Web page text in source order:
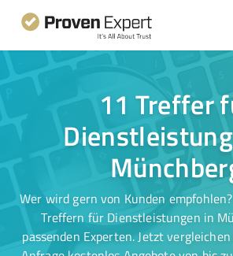
11 Treffer
Wer wird gern von Kunden
Treffern für Dienstleistungen in
passenden Experten. Jetzt